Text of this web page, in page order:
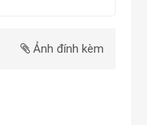
Ảnh đính kèm